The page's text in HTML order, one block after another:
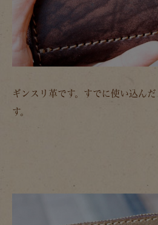
ギンスリ革です。すでに使い込ん
す。